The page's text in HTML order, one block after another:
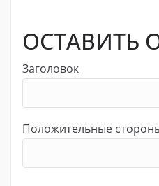
ОСТАВИТЬ
Заголовок
Положительные